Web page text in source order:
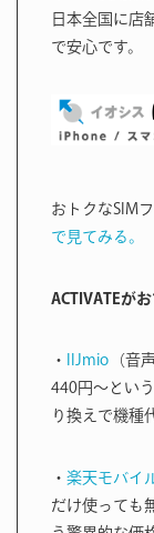
日本全国に店
で安心です。
おトクなSIM
で見てみる。
ACTIVATEが
・ IIJmio （音
440円〜とい
り換えで機種
・ 楽天モバイ
だけ使っても